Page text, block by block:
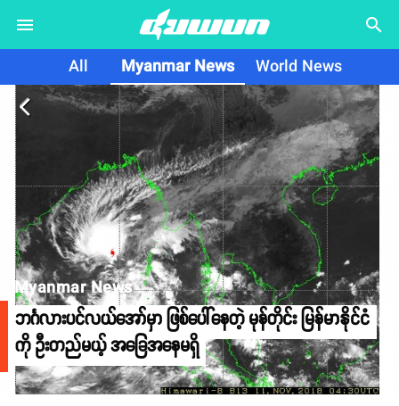
search
All Myanmar News World News
arrow_back_ios
Myanmar News
ဘင်္ဂလားပင်လယ်အော်မှာ ဖြစ်ပေါ်နေတဲ့ မုန်တိုင်း မြန်မာနိုင်ငံ
ကို ဦးတည်မယ့် အခြေအနေမရှိ